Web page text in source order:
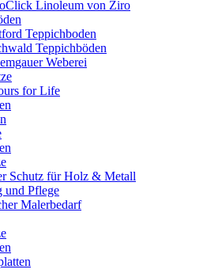
Linoleum von Ziro
Teppichboden
Teppichböden
Weberei
for Life
Schutz für Holz & Metall
und Pflege
Malerbedarf